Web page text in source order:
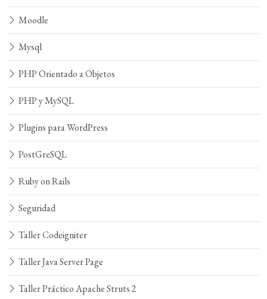
Moodle
Mysql
PHP Orientado a Objetos
PHP y MySQL
Plugins para WordPress
PostGreSQL
Ruby on Rails
Seguridad
Taller Codeigniter
Taller Java Server Page
Taller Práctico Apache Struts 2